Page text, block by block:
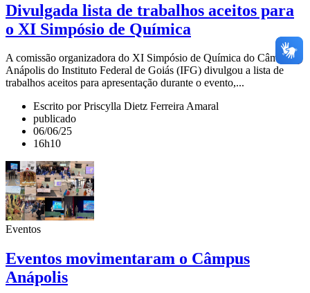
Divulgada lista de trabalhos aceitos para
o XI Simpósio de Química
A comissão organizadora do XI Simpósio de Química do Câmpus
Anápolis do Instituto Federal de Goiás (IFG) divulgou a lista de
trabalhos aceitos para apresentação durante o evento,...
Escrito por Priscylla Dietz Ferreira Amaral
publicado
06/06/25
16h10
Eventos
Eventos movimentaram o Câmpus
Anápolis